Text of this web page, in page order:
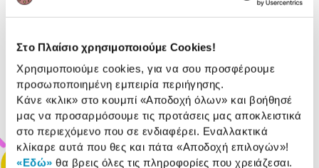
Στο Πλαίσιο χρησιμοποιούμε Cookies!
Χρησιμοποιούμε cookies, για να σου προσφέρουμε
προσωποποιημένη εμπειρία περιήγησης.
Κάνε «κλικ» στο κουμπί «Αποδοχή όλων» και βοήθησέ
μας να προσαρμόσουμε τις προτάσεις μας αποκλειστικά
στο περιεχόμενο που σε ενδιαφέρει. Εναλλακτικά
κλίκαρε αυτά που θες και πάτα «Αποδοχή επιλογών»!
«Εδώ» θα βρεις όλες τις πληροφορίες που χρειάζεσαι.
Διάνα
Βουτυράκου
Πρωταθλήτρια Ρομποτικής &
μέντορας των μαθητών Plaisiobots